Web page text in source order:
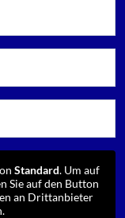
Standard. Um auf
Sie auf den Button
an Drittanbieter